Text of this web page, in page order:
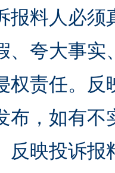
报料人必
、夸大事
权责任。
布，如有
反映投诉